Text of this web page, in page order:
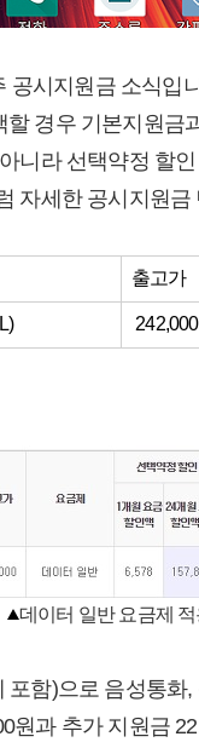
시지원금 소식입
할 경우 기본지원
니라 선택약정 할
자세한 공시지원
출고가
데이터 일반 요금제 적
함)으로 음성통
원과 추가 지원금